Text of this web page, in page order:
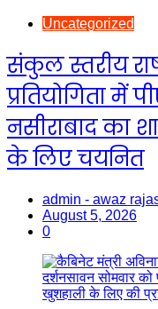
Uncategorized
संकुल स्तरीय
प्रतियोगिता में
नसीराबाद का
के लिए चयनित
admin - awaz
August 5, 2026
0